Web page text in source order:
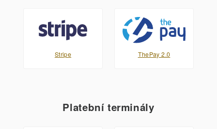
Stripe ThePay 2.0
Platební terminály